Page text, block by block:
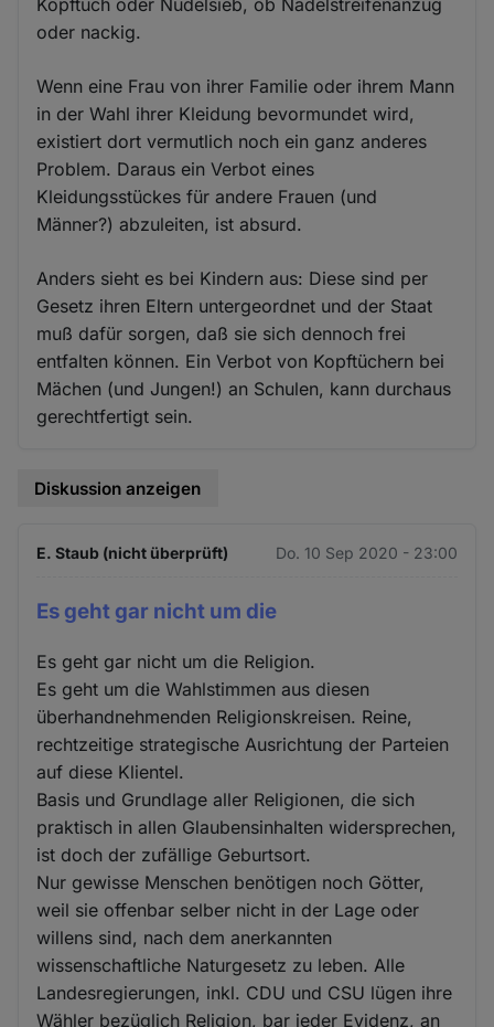
oder nackig.
Wenn eine Frau von ihrer Familie oder ihrem Mann
in der Wahl ihrer Kleidung bevormundet wird,
existiert dort vermutlich noch ein ganz anderes
Problem. Daraus ein Verbot eines
Kleidungsstückes für andere Frauen (und
Männer?) abzuleiten, ist absurd.
Anders sieht es bei Kindern aus: Diese sind per
Gesetz ihren Eltern untergeordnet und der Staat
muß dafür sorgen, daß sie sich dennoch frei
entfalten können. Ein Verbot von Kopftüchern bei
Mächen (und Jungen!) an Schulen, kann durchaus
gerechtfertigt sein.
Diskussion anzeigen
E. Staub (nicht überprüft) Do. 10 Sep 2020 - 23:00
Es geht gar nicht um die
Es geht gar nicht um die Religion.
Es geht um die Wahlstimmen aus diesen
überhandnehmenden Religionskreisen. Reine,
rechtzeitige strategische Ausrichtung der Parteien
auf diese Klientel.
Basis und Grundlage aller Religionen, die sich
praktisch in allen Glaubensinhalten widersprechen,
ist doch der zufällige Geburtsort.
Nur gewisse Menschen benötigen noch Götter,
weil sie offenbar selber nicht in der Lage oder
willens sind, nach dem anerkannten
wissenschaftliche Naturgesetz zu leben. Alle
Landesregierungen, inkl. CDU und CSU lügen ihre
Wähler bezüglich Religion, bar jeder Evidenz, an